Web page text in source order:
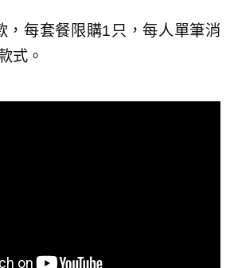
，每套餐限購1只，每人單筆消
式。